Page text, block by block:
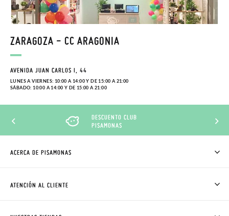
ZARAGOZA - CC ARAGONIA
AVENIDA JUAN CARLOS I, 44
LUNES A VIERNES: 10:00 A 14:00 Y DE 15:00 A 21:00
SÁBADO: 10:00 A 14:00 Y DE 15:00 A 21:00
DESCUENTO CLUB
PISAMONAS
ACERCA DE PISAMONAS
CÓMO COMPRAR
ATENCIÓN AL CLIENTE